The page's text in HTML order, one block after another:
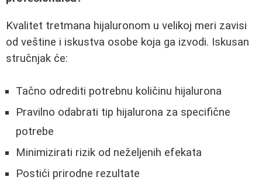
Kvalitet tretmana hijaluronom u velikoj meri zavisi
od veštine i iskustva osobe koja ga izvodi. Iskusan
stručnjak će:
Tačno odrediti potrebnu količinu hijalurona
Pravilno odabrati tip hijalurona za specifične
potrebe
Minimizirati rizik od neželjenih efekata
Postići prirodne rezultate